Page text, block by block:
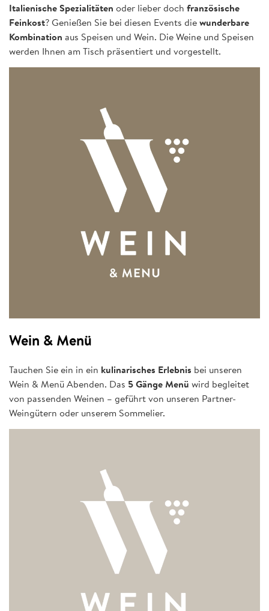
Italienische Spezialitäten oder lieber doch französische
Feinkost? Genießen Sie bei diesen Events diewunderbare
Kombination aus Speisen und Wein. Die Weine und Speisen
werden Ihnen am Tisch präsentiert und vorgestellt.
Wein & Menü
Tauchen Sie ein in ein kulinarisches Erlebnis bei unseren
Wein & Menü Abenden. Das 5 Gänge Menü wird begleitet
von passenden Weinen – geführt von unseren Partner-
Weingütern oder unserem Sommelier.